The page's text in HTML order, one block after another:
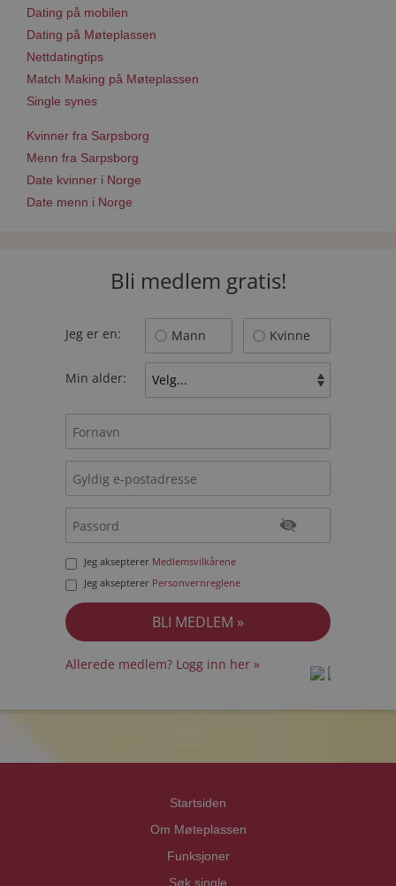
Dating på mobilen
Dating på Møteplassen
Nettdatingtips
Match Making på Møteplassen
Single synes
Kvinner fra Sarpsborg
Menn fra Sarpsborg
Date kvinner i Norge
Date menn i Norge
Bli medlem gratis!
Jeg er en: Mann Kvinne
Min alder:
Jeg aksepterer Medlemsvilkårene
Jeg aksepterer Personvernreglene
Allerede medlem? Logg inn her »
Startsiden
Om Møteplassen
Funksjoner
Søk single